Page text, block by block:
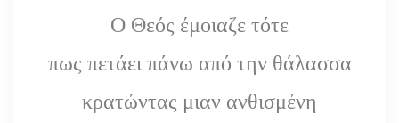
Ο Θεός έμοιαζε τότε
πως πετάει πάνω από την θάλασσα
κρατώντας μιαν ανθισμένη